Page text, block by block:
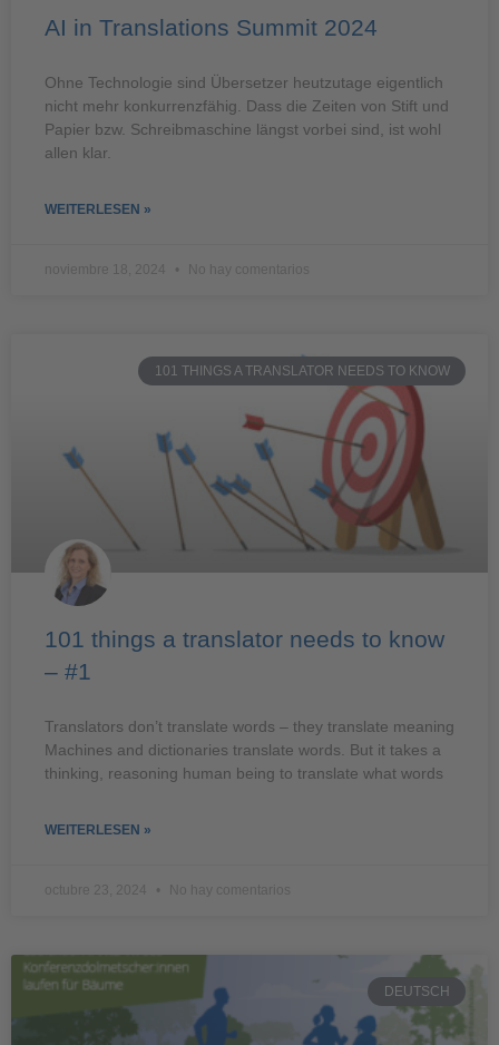
AI in Translations Summit 2024
Ohne Technologie sind Übersetzer heutzutage eigentlich
nicht mehr konkurrenzfähig. Dass die Zeiten von Stift und
Papier bzw. Schreibmaschine längst vorbei sind, ist wohl
allen klar.
WEITERLESEN »
noviembre 18, 2024 No hay comentarios
101 THINGS A TRANSLATOR NEEDS TO KNOW
101 things a translator needs to know
– #1
Translators don’t translate words – they translate meaning
Machines and dictionaries translate words. But it takes a
thinking, reasoning human being to translate what words
WEITERLESEN »
octubre 23, 2024 No hay comentarios
DEUTSCH